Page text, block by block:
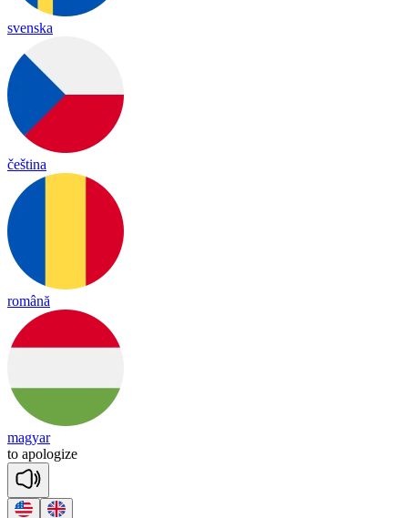
svenska
čeština
română
magyar
to apologize